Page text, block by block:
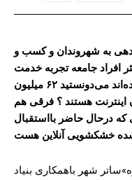
به شهروندان و کسب و
افراد جامعه تجربه خدمت
گرفتن از پلتفرم‌ها اینترنتی را تجربه کرده‌اند می‌دونستید ۶۲ میلیون
اینترنت هستند ؟ فرقی هم
درحال حاضر بااستقبال
خشکشویی آنلاین هست
شهر باهمکاری بنیاد